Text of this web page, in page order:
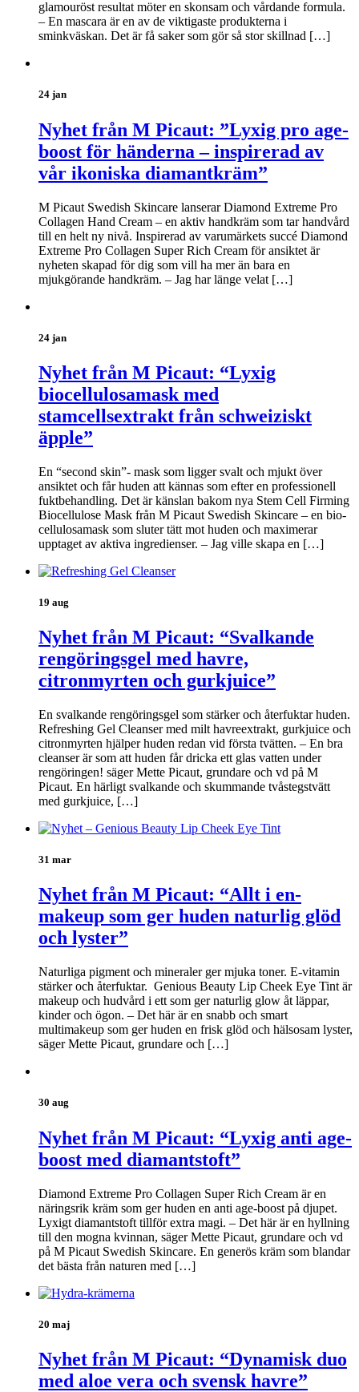
glamouröst resultat möter en skonsam och vårdande formula.
– En mascara är en av de viktigaste produkterna i
sminkväskan. Det är få saker som gör så stor skillnad […]
24 jan
Nyhet från M Picaut: ”Lyxig pro age-
boost för händerna – inspirerad av
vår ikoniska diamantkräm”
M Picaut Swedish Skincare lanserar Diamond Extreme Pro
Collagen Hand Cream – en aktiv handkräm som tar handvård
till en helt ny nivå. Inspirerad av varumärkets succé Diamond
Extreme Pro Collagen Super Rich Cream för ansiktet är
nyheten skapad för dig som vill ha mer än bara en
mjukgörande handkräm. – Jag har länge velat […]
24 jan
Nyhet från M Picaut: “Lyxig
biocellulosamask med
stamcellsextrakt från schweiziskt
äpple”
En “second skin”- mask som ligger svalt och mjukt över
ansiktet och får huden att kännas som efter en professionell
fuktbehandling. Det är känslan bakom nya Stem Cell Firming
Biocellulose Mask från M Picaut Swedish Skincare – en bio-
cellulosamask som sluter tätt mot huden och maximerar
upptaget av aktiva ingredienser. – Jag ville skapa en […]
19 aug
Nyhet från M Picaut: “Svalkande
rengöringsgel med havre,
citronmyrten och gurkjuice”
En svalkande rengöringsgel som stärker och återfuktar huden.
Refreshing Gel Cleanser med milt havreextrakt, gurkjuice och
citronmyrten hjälper huden redan vid första tvätten. – En bra
cleanser är som att huden får dricka ett glas vatten under
rengöringen! säger Mette Picaut, grundare och vd på M
Picaut. En härligt svalkande och skummande tvåstegstvätt
med gurkjuice, […]
31 mar
Nyhet från M Picaut: “Allt i en-
makeup som ger huden naturlig glöd
och lyster”
Naturliga pigment och mineraler ger mjuka toner. E-vitamin
stärker och återfuktar. Genious Beauty Lip Cheek Eye Tint är
makeup och hudvård i ett som ger naturlig glow åt läppar,
kinder och ögon. – Det här är en snabb och smart
multimakeup som ger huden en frisk glöd och hälsosam lyster,
säger Mette Picaut, grundare och […]
30 aug
Nyhet från M Picaut: “Lyxig anti age-
boost med diamantstoft”
Diamond Extreme Pro Collagen Super Rich Cream är en
näringsrik kräm som ger huden en anti age-boost på djupet.
Lyxigt diamantstoft tillför extra magi. – Det här är en hyllning
till den mogna kvinnan, säger Mette Picaut, grundare och vd
på M Picaut Swedish Skincare. En generös kräm som blandar
det bästa från naturen med […]
20 maj
Nyhet från M Picaut: “Dynamisk duo
med aloe vera och svensk havre”